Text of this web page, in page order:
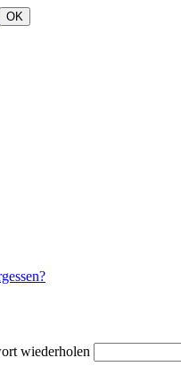
OK
wiederholen